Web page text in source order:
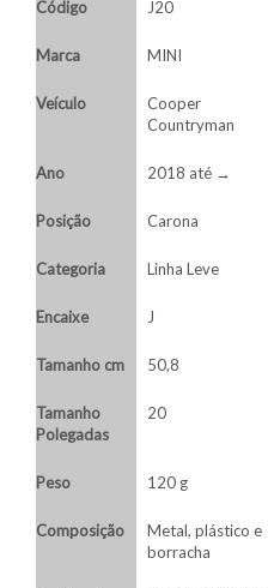
Código J20
Marca MINI
Veículo
Cooper
Countryman
Ano 2018 até →
Posição Carona
Categoria Linha Leve
Encaixe J
Tamanho cm 50,8
Tamanho
Polegadas
20
Peso 120 g
Composição
Metal, plástico e
borracha